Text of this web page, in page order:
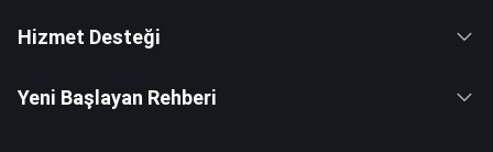
Hizmet Desteği
Yeni Başlayan Rehberi